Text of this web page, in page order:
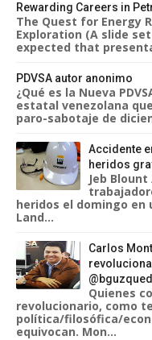
Rewarding Careers in
The Quest for Energy
Exploration (A slide
expected that
PDVSA autor anonimo
¿Qué es la Nueva
estatal venezolana
paro-sabotaje de
Accidente
heridos
Jeb Blount
heridos el domingo en
Land...
Carlos
Quienes
revolucionario, como
política/filosófica/
equivocan. Mon...